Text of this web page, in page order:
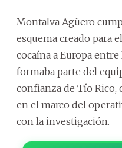
Montalva Agüero
esquema creado para
cocaína a Europa
formaba parte del
confianza de Tío Rico,
en el marco del
con la investigación.